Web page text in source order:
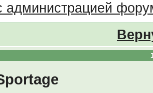
администрацией